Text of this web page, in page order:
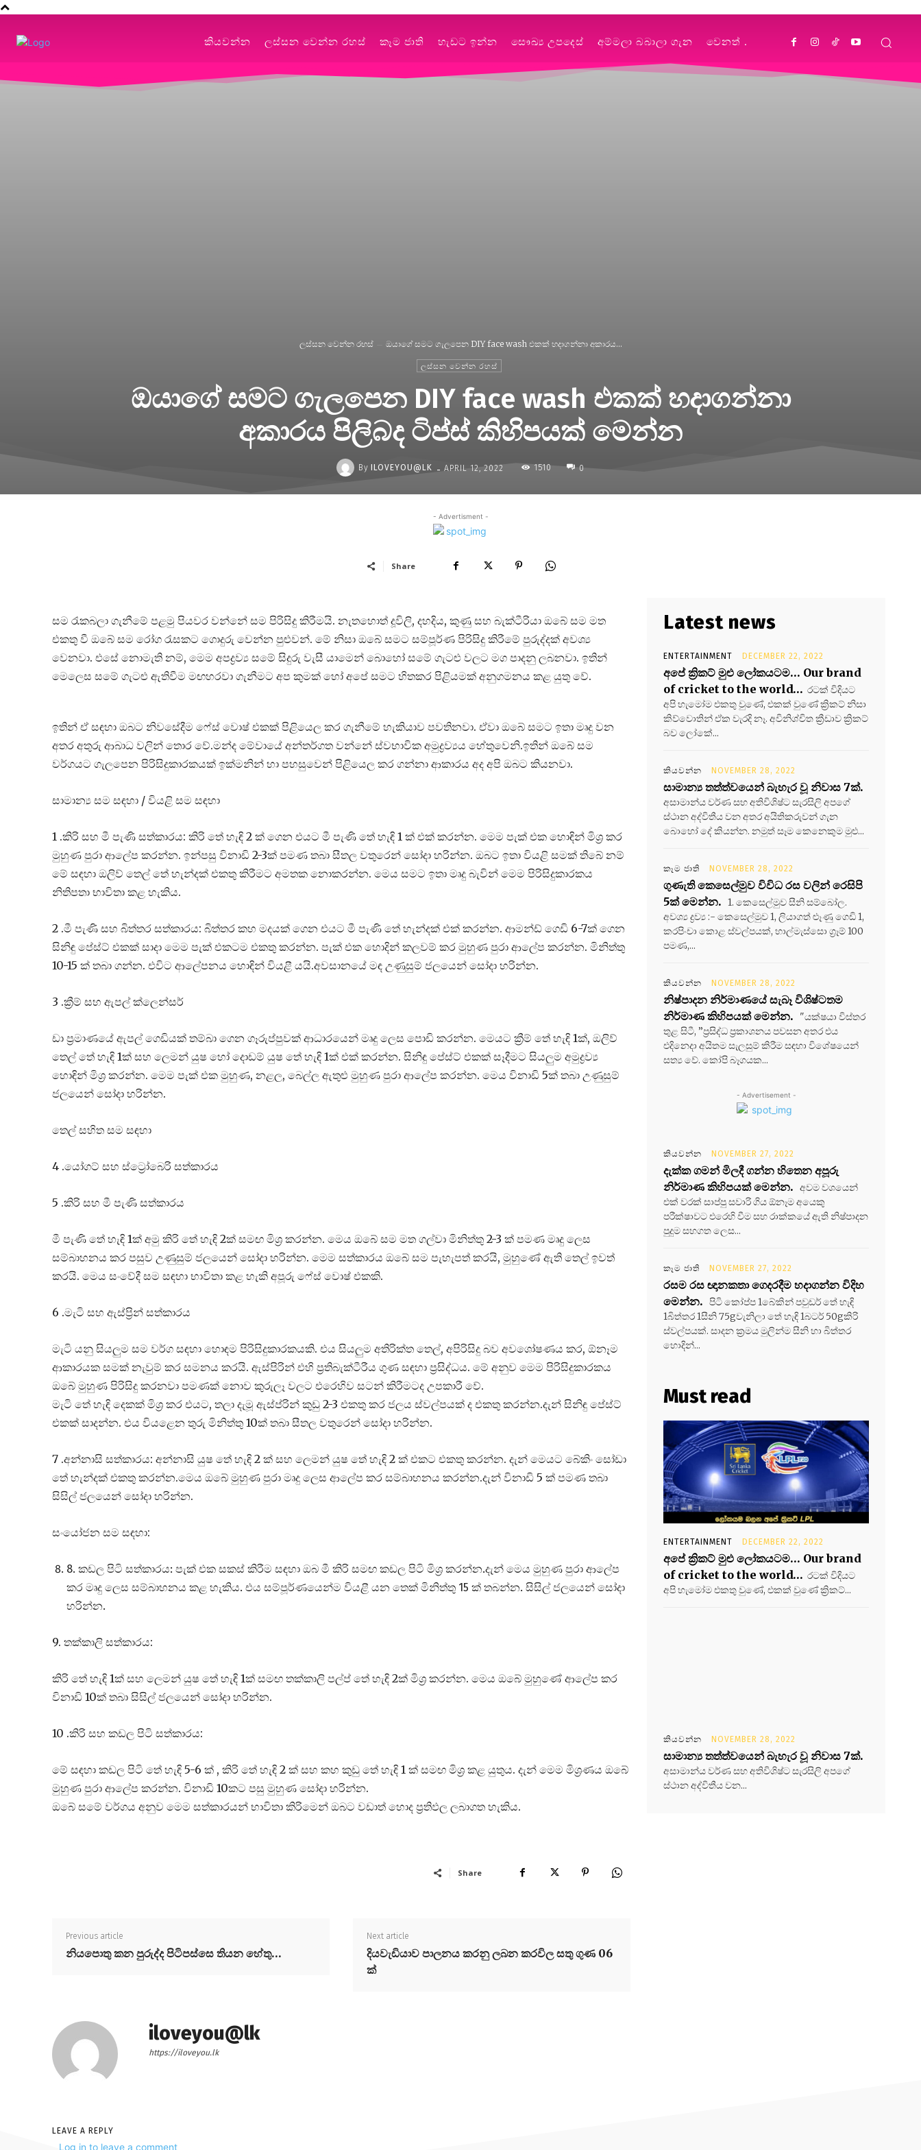
කියවන්න ලස්සන වෙන්න රහස් කෑම ජාති හැඩට ඉන්න සෞඛ්‍ය උපදෙස් අම්මලා බබාලා ගැන වෙනත්
ලස්සන වෙන්න රහස් ඔයාගේ සමට ගැලපෙන DIY face wash එකක් හදාගන්නා අකාරය...
ලස්සන වෙන්න රහස්
ඔයාගේ සමට ගැලපෙන DIY face wash එකක් හදාගන්නා
අකාරය පිලිබද ටිප්ස් කිහිපයක් මෙන්න
By ILOVEYOU@LK - APRIL 12, 2022 1510 0
- Advertisment -
Share
සම රැකබලා ගැනීමේ පළමු පියවර වන්නේ සම පිරිසිදු කිරීමයි. නැතහොත් දූවිලි, දහදිය, කුණු සහ බැක්ටීරියා ඔබේ සම මත
එකතු වී ඔබේ සම රෝග රැසකට ගොදුරු වෙන්න පුළුවන්. මේ නිසා ඔබේ සමට සම්පූර්ණ පිරිසිදු කිරීමේ පුරුද්දක් අවශ්‍ය
වෙනවා. එසේ නොමැති නම්, මෙම අපද්‍රව්‍ය සමේ සිදුරු වැසී යාමෙන් බොහෝ සමේ ගැටළු වලට මග පාදනු ලබනවා. ඉතින්
මෙලෙස සමේ ගැටළු ඇතිවීම මඟහරවා ගැනීමට අප කුමක් හෝ අපේ සමට හිතකර පිළියමක් අනුගමනය කළ යුතු වේ.
ඉතින් ඒ සඳහා ඔබට නිවසේදීම ෆේස් වොෂ් එකක් පිළියෙල කර ගැනීමේ හැකියාව පවතිනවා. ඒවා ඔබේ සමට ඉතා මෘදු වන
අතර අතුරු ආබාධ වලින් තොර වේ.මන්ද මේවායේ අන්තර්ගත වන්නේ ස්වභාවික අමුද්‍රව්‍යය හේතුවෙනි.ඉතින් ඔබේ සම
වර්ගයට ගැලපෙන පිරිසිදුකාරකයක් ඉක්මනින් හා පහසුවෙන් පිළියෙල කර ගන්නා ආකාරය අද අපි ඔබට කියනවා.
සාමාන්‍ය සම සඳහා / වියළි සම සඳහා
1 .කිරි සහ මී පැණි සත්කාරය: කිරි තේ හැඳි 2 ක් ගෙන එයට මී පැණි තේ හැඳි 1 ක් එක් කරන්න. මෙම පැක් එක හොඳින් මිශ්‍ර කර
මුහුණ පුරා ආලේප කරන්න. ඉන්පසු විනාඩි 2-3ක් පමණ තබා සීතල වතුරෙන් සෝදා හරින්න. ඔබට ඉතා වියළි සමක් තිබේ නම්
මේ සඳහා ඔලිව් තෙල් තේ හැන්දක් එකතු කිරීමට අමතක නොකරන්න. මෙය සමට ඉතා මෘදු බැවින් මෙම පිරිසිදුකාරකය
නිතිපතා භාවිතා කළ හැකිය.
2 .මී පැණි සහ බිත්තර සත්කාරය: බිත්තර කහ මදයක් ගෙන එයට මී පැණි තේ හැන්දක් එක් කරන්න. ආමන්ඩ් ගෙඩි 6-7ක් ගෙන
සිනිඳු පේස්ට් එකක් සාදා මෙම පැක් එකටම එකතු කරන්න. පැක් එක හොදින් කලවම් කර මුහුණ පුරා ආලේප කරන්න. මිනිත්තු
10-15 ක් තබා ගන්න. එවිට ආලේපනය හොඳින් වියළී යයි.අවසානයේ මඳ උණුසුම් ජලයෙන් සෝදා හරින්න.
3 .ක්‍රීම් සහ ඇපල් ක්ලෙන්සර්
ඩා ප්‍රමාණයේ ඇපල් ගෙඩියක් තම්බා ගෙන ගෑරුප්පුවක් ආධාරයෙන් මෘදු ලෙස පොඩි කරන්න. මෙයට ක්‍රීම් තේ හැඳි 1ක්, ඔලිව්
තෙල් තේ හැඳි 1ක් සහ ලෙමන් යුෂ හෝ දොඩම් යුෂ තේ හැඳි 1ක් එක් කරන්න. සිනිඳු පේස්ට් එකක් සෑදීමට සියලුම අමුද්‍රව්‍ය
හොඳින් මිශ්‍ර කරන්න. මෙම පැක් එක මුහුණ, නළල, බෙල්ල ඇතුළු මුහුණ පුරා ආලේප කරන්න. මෙය විනාඩි 5ක් තබා උණුසුම්
ජලයෙන් සෝදා හරින්න.
තෙල් සහිත සම සඳහා
4 .යෝගට් සහ ස්ට්‍රෝබෙරි සත්කාරය
5 .කිරි සහ මී පැණි සත්කාරය
මී පැණි තේ හැඳි 1ක් අමු කිරි තේ හැඳි 2ක් සමඟ මිශ්‍ර කරන්න. මෙය ඔබේ සම මත ගල්වා මිනිත්තු 2-3 ක් පමණ මෘදු ලෙස
සම්බාහනය කර පසුව උණුසුම් ජලයෙන් සෝදා හරින්න. මෙම සත්කාරය ඔබේ සම පැහැපත් කරයි, මුහුණේ ඇති තෙල් ඉවත්
කරයි. මෙය සංවේදී සම සඳහා භාවිතා කළ හැකි අපූරු ෆේස් වොෂ් එකකි.
6 .මැටි සහ ඇස්ප්‍රින් සත්කාරය
මැටි යනු සියලුම සම වර්ග සඳහා හොඳම පිරිසිදුකාරකයකි. එය සියලුම අතිරික්ත තෙල්, අපිරිසිදු බව අවශෝෂණය කර, ඕනෑම
ආකාරයක සමක් නැවුම් කර සමනය කරයි. ඇස්පිරින් එහි ප්‍රතිබැක්ටීරීය ගුණ සඳහා ප්‍රසිද්ධය. මේ අනුව මෙම පිරිසිදුකාරකය
ඔබේ මුහුණ පිරිසිදු කරනවා පමණක් නොව කුරුලෑ වලට එරෙහිව සටන් කිරීමටද උපකාරී වේ.
මැටි තේ හැඳි දෙකක් මිශ්‍ර කර එයට, තලා දැමූ ඇස්ප්රින් කුඩු 2-3 එකතු කර ජලය ස්වල්පයක් ද එකතු කරන්න.දැන් සිනිඳු පේස්ට්
එකක් සාදන්න. එය වියළෙන තුරු මිනිත්තු 10ක් තබා සීතල වතුරෙන් සෝදා හරින්න.
7 .අන්නාසි සත්කාරය: අන්නාසි යුෂ තේ හැඳි 2 ක් සහ ලෙමන් යුෂ තේ හැඳි 2 ක් එකට එකතු කරන්න. දැන් මෙයට බේකිං සෝඩා
තේ හැන්දක් එකතු කරන්න.මෙය ඔබේ මුහුණ පුරා මෘදු ලෙස ආලේප කර සම්බාහනය කරන්න.දැන් විනාඩි 5 ක් පමණ තබා
සිසිල් ජලයෙන් සෝදා හරින්න.
සංයෝජන සම සඳහා:
8. කඩල පිටි සත්කාරය: පැක් එක සකස් කිරීම සඳහා ඔබ මී කිරි සමඟ කඩල පිටි මිශ්‍ර කරන්න.දැන් මෙය මුහුණ පුරා ආලේප
කර මෘදු ලෙස සම්බාහනය කළ හැකිය. එය සම්පූර්ණයෙන්ම වියළී යන තෙක් මිනිත්තු 15 ක් තබන්න. සිසිල් ජලයෙන් සෝදා
හරින්න.
9. තක්කාලි සත්කාරය:
කිරි තේ හැඳි 1ක් සහ ලෙමන් යුෂ තේ හැඳි 1ක් සමඟ තක්කාලි පල්ප් තේ හැඳි 2ක් මිශ්‍ර කරන්න. මෙය ඔබේ මුහුණේ ආලේප කර
විනාඩි 10ක් තබා සිසිල් ජලයෙන් සෝදා හරින්න.
10 .කිරි සහ කඩල පිටි සත්කාරය:
මේ සඳහා කඩල පිටි තේ හැඳි 5-6 ක් , කිරි තේ හැඳි 2 ක් සහ කහ කුඩු තේ හැඳි 1 ක් සමඟ මිශ්‍ර කළ යුතුය. දැන් මෙම මිශ්‍රණය ඔබේ
මුහුණ පුරා ආලේප කරන්න. විනාඩි 10කට පසු මුහුණ සෝදා හරින්න.
ඔබේ සමේ වර්ගය අනුව මෙම සත්කාරයන් භාවිතා කිරිමෙන් ඔබට වඩාත් හොද ප්‍රතිඵල ලබාගත හැකිය.
Share
Previous article
නියපොතු කන පුරුද්ද පිටිපස්සෙ තියන හේතු…
Next article
දියවැඩියාව පාලනය කරනු ලබන කරවිල සතු ගුණ 06
ක්
iloveyou@lk
https://iloveyou.lk
LEAVE A REPLY
Log in to leave a comment
Latest news
ENTERTAINMENT DECEMBER 22, 2022
අපේ ක්‍රිකට් මුළු ලෝකයටම… Our brand
of cricket to the world… රටක් විදියට
අපි හැමෝම එකතු වුණේ, එකක් වුණේ ක්‍රිකට් නිසා
කිව්වොතින් ඒක වැරදි නෑ. අවිනිශ්චිත ක්‍රීඩාව ක්‍රිකට්
බව ලෝකේ...
කියවන්න NOVEMBER 28, 2022
සාමාන්‍ය තත්ත්වයෙන් බැහැර වූ නිවාස 7ක්.
අසාමාන්ය වර්ණ සහ අතිවිශිෂ්ට සැරසිලි අපගේ
ස්ථාන අද්විතීය වන අතර අයිතිකරුවන් ගැන
බොහෝ දේ කියන්න. නමුත් සෑම කෙනෙකුම මුළු...
කෑම ජාති NOVEMBER 28, 2022
ගුණැති කෙසෙල්මුව විවිධ රස වලින් රෙසිපි
5ක් මෙන්න. 1. කෙසෙල්මුව සීනි සම්බෝල.
අවශ්‍ය ද්‍රව්‍ය :- කෙසෙල්මුව 1, ලියාගත් ළූණු ගෙඩි 1,
කරපිංචා කොළ ස්වල්පයක්, හාල්මැස්සො ග්‍රෑම් 100
පමණ,...
කියවන්න NOVEMBER 28, 2022
නිෂ්පාදන නිර්මාණයේ සැබෑ විශිෂ්ටතම
නිර්මාණ කිහිපයක් මෙන්න.
"යක්ෂයා විස්තර
තුළ සිටී, ”ප්‍රසිද්ධ ප්‍රකාශනය පවසන අතර එය
එදිනෙදා අයිතම සැලසුම් කිරීම සඳහා විශේෂයෙන්
සත්‍ය වේ. කෝපි බෑගයක...
- Advertisement -
කියවන්න NOVEMBER 27, 2022
දැක්ක ගමන් මිලදී ගන්න හිතෙන අපූරු
නිර්මාණ කිහිපයක් මෙන්න. අවම වශයෙන්
එක් වරක් සාප්පු සවාරි ගිය ඕනෑම අයෙකු
පරීක්ෂාවට එරෙහි වීම සහ රාක්කයේ ඇති නිෂ්පාදන
පුදුම සහගත ලෙස...
කෑම ජාති NOVEMBER 27, 2022
රසම රස ඥානකතා ගෙදරදීම හදාගන්න විදිහ
මෙන්න. පිටි කෝප්ප 1බේකින් පවුඩර් තේ හැඳි
1බිත්තර 1සීනි 75gවැනිලා තේ හැඳි 1බටර් 50gකිරි
ස්වල්පයක්. සාදන ක්‍රමය මුලින්ම සීනි හා බිත්තර
හොදින්...
Must read
ENTERTAINMENT DECEMBER 22, 2022
අපේ ක්‍රිකට් මුළු ලෝකයටම… Our brand
of cricket to the world… රටක් විදියට
අපි හැමෝම එකතු වුණේ, එකක් වුණේ ක්‍රිකට්...
කියවන්න NOVEMBER 28, 2022
සාමාන්‍ය තත්ත්වයෙන් බැහැර වූ නිවාස 7ක්.
අසාමාන්ය වර්ණ සහ අතිවිශිෂ්ට සැරසිලි අපගේ
ස්ථාන අද්විතීය වන...